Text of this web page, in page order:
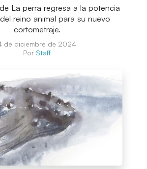
La perra regresa a la potencia
reino animal para su nuevo
cortometraje.
de diciembre de 2024
Por Staff